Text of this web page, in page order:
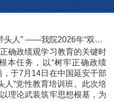
“树牢正确政绩观 锻造过硬双带头人” ——我院2026年“双带头人”党性教育培训班在中国延安干部学院开班
确政绩观学习教育的关键时
本任务，以“树牢正确政绩
于7月14日在中国延安干部
人”党性教育培训班。此次培
理论武装筑牢思想根基，为